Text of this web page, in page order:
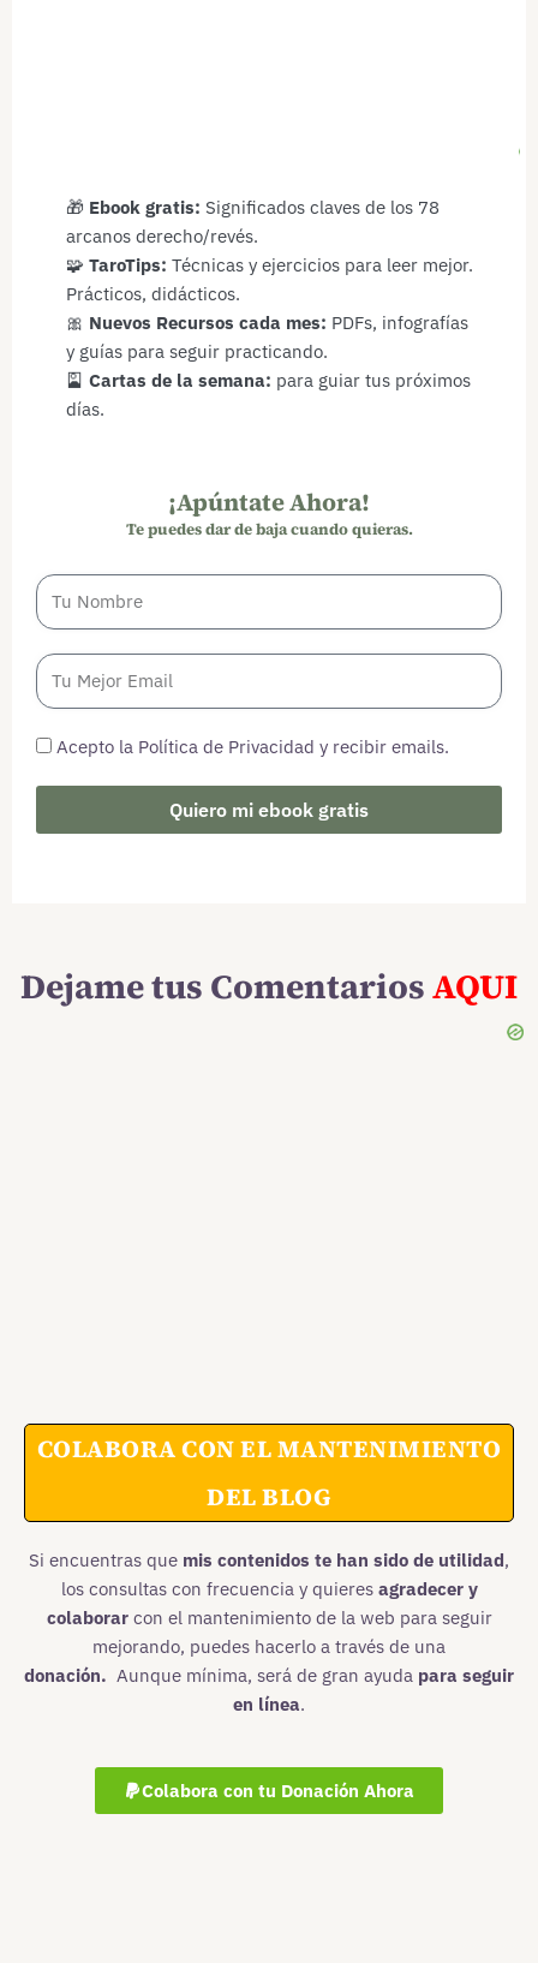
🎁 Ebook gratis: Significados claves de los 78
arcanos derecho/revés.
🧩 TaroTips: Técnicas y ejercicios para leer mejor.
Prácticos, didácticos.
🎀 Nuevos Recursos cada mes: PDFs, infografías
y guías para seguir practicando.
🎴 Cartas de la semana: para guiar tus próximos
días.
¡Apúntate Ahora!
Te puedes dar de baja cuando quieras.
Acepto la Política de Privacidad y recibir emails.
Quiero mi ebook gratis
Dejame tus ComentariosAQUI
COLABORA CON EL MANTENIMIENTO
DEL BLOG
Si encuentras que mis contenidos te han sido de utilidad,
los consultas con frecuencia y quieres agradecer y
colaborarcon el mantenimiento de la web para seguir
mejorando, puedes hacerlo a través de una
donación. Aunque mínima, será de gran ayuda para seguir
en línea.
Colabora con tu Donación Ahora